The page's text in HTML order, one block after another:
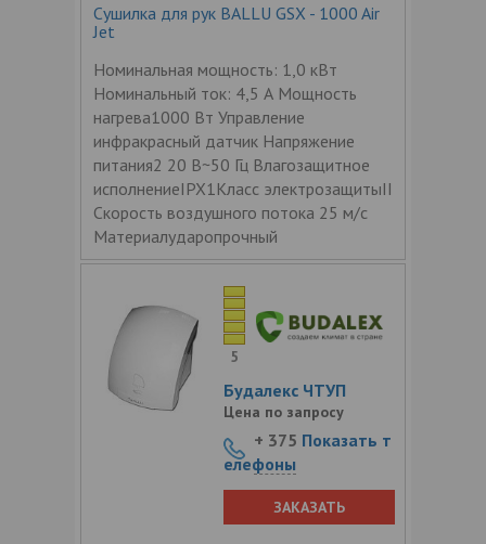
Сушилка для рук BALLU GSX - 1000 Air
Jet
Номинальная мощность: 1,0 кВт
Номинальный ток: 4,5 А Мощность
нагрева1000 Вт Управление
инфракрасный датчик Напряжение
питания2 20 В~50 Гц Влагозащитное
исполнениеIPX1Класс электрозащитыII
Скорость воздушного потока 25 м/с
Материалударопрочный
5
Будалекс ЧТУП
Цена по запросу
+ 375 Показать т
елефоны
ЗАКАЗАТЬ